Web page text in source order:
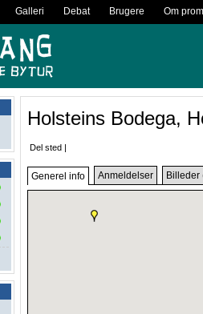
Galleri Debat Brugere Om
Holsteins Bodega,
Del sted |
Generel info Anmeldelser Billeder